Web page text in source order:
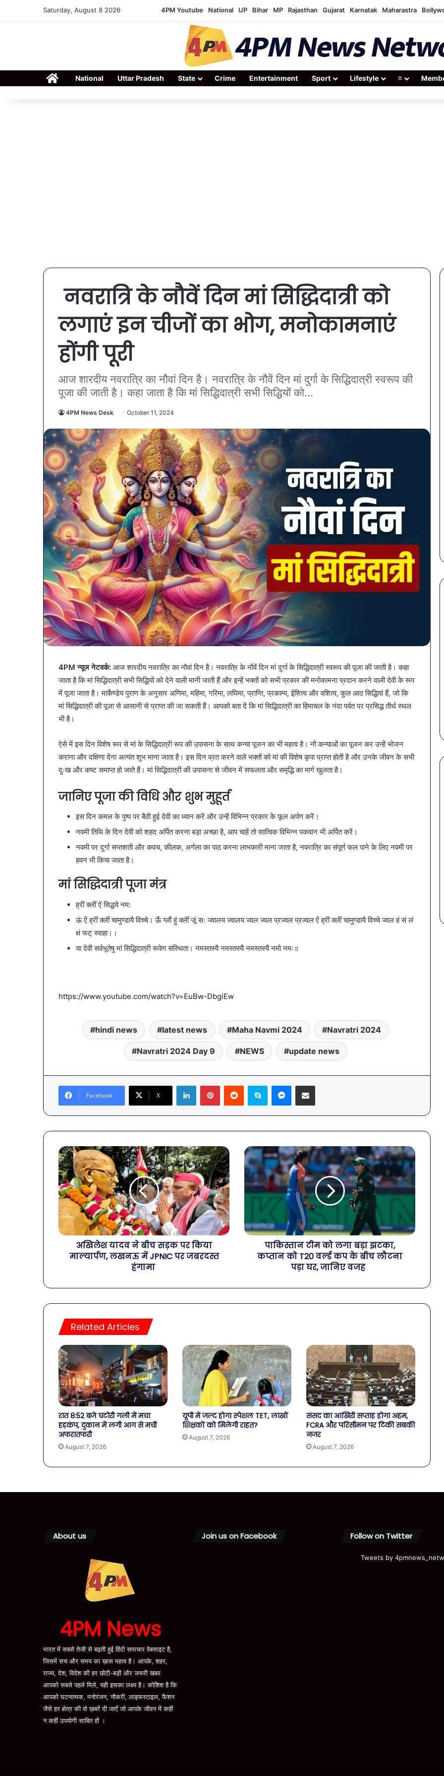
Saturday, August 8 2026 4PM Youtube National UP Bihar MP Rajasthan Gujarat Karnatak Maharastra
HomeNational Uttar Pradesh State Crime Entertainment Sport Lifestyle ≡
नवरात्रि के नौवें दिन मां सिद्धिदात्री को
लगाएं इन चीजों का भोग, मनोकामनाएं
होंगी पूरी
आज शारदीय नवरात्रि का नौवां दिन है। नवरात्रि के नौवें दिन मां दुर्गा के सिद्धिदात्री स्वरूप की
पूजा की जाती है। कहा जाता है कि मां सिद्धिदात्री सभी सिद्धियों को...
4PM News Desk October 11, 2024
4PM न्यूज नेटवर्क: आज शारदीय नवरात्रि का नौवां दिन है। नवरात्रि के नौवें दिन मां दुर्गा के सिद्धिदात्री स्वरूप की पूजा की जाती है। कहा
जाता है कि मां सिद्धिदात्री सभी सिद्धियों को देने वाली मानी जाती हैं और इन्हें भक्तों को सभी प्रकार की मनोकामना प्रदान करने वाली देवी के रूप
में पूजा जाता है। मार्केण्डेय पुराण के अनुसार अणिमा, महिमा, गरिमा, लघिमा, प्राप्ति, प्रकाम्य, ईशित्व और वशित्व, कुल आठ सिद्धियां हैं, जो कि
मां सिद्धिदात्री की पूजा से आसानी से प्राप्त की जा सकती हैं। आपको बता दें कि मां सिद्धिदात्री का हिमाचल के नंदा पर्वत पर प्रसिद्ध तीर्थ स्थल
भी है।
ऐसे में इस दिन विशेष रूप से मां के सिद्धिदात्री रूप की उपासना के साथ कन्या पूजन का भी महत्व है। नौ कन्याओं का पूजन कर उन्हें भोजन
कराना और दक्षिणा देना अत्यंत शुभ माना जाता है। इस दिन व्रत करने वाले भक्तों को मां की विशेष कृपा प्राप्त होती है और उनके जीवन के सभी
दुःख और कष्ट समाप्त हो जाते हैं। मां सिद्धिदात्री की उपासना से जीवन में सफलता और समृद्धि का मार्ग खुलता है।
जानिए पूजा की विधि और शुभ मुहूर्त
इस दिन कमल के पुष्प पर बैठी हुई देवी का ध्यान करें और उन्हें विभिन्न प्रकार के फूल अर्पण करें।
नवमी तिथि के दिन देवी को शहद अर्पित करना बड़ा अच्छा है, आप चाहें तो सात्विक विभिन्न पकवान भी अर्पित करें।
नवमी पर दुर्गा सप्तशती और कवच, कीलक, अर्गला का पाठ करना लाभकारी माना जाता है, नवरात्रि का संपूर्ण फल पाने के लिए नवमी पर
हवन भी किया जाता है।
मां सिद्धिदात्री पूजा मंत्र
ह्रीं क्लीं ऐं सिद्धये नम:
ऊं ऐं ह्रीं क्लीं चामुण्डायै विच्चे। ऊँ ग्लौं हुं क्लीं जूं सः ज्वालय ज्वालय ज्वल ज्वल प्रज्वल प्रज्वल ऐं ह्रीं क्लीं चामुण्डायै विच्चे ज्वल हं सं लं
क्षं फट् स्वाहा।।
या देवी सर्वभू‍तेषु मां सिद्धिदात्री रूपेण संस्थिता। नमस्तस्यै नमस्तस्यै नमस्तस्यै नमो नमः॥
https://www.youtube.com/watch?v=EuBw-DbgiEw
hindi news latest news Maha Navmi 2024 Navratri 2024
Navratri 2024 Day 9 NEWS update news
Facebook X
LinkedInPinterestReddit Skype Messenger
Share via Email
अखिलेश यादव ने बीच सड़क पर किया
माल्यार्पण, लखनऊ में JPNIC पर जबरदस्त
हंगामा
पाकिस्तान टीम को लगा बड़ा झटका,
कप्तान को T20 वर्ल्ड कप के बीच लौटना
पड़ा घर, जानिए वजह
Related Articles
रात 8:52 बजे चटोरी गली में मचा
हड़कंप, दुकान में लगी आग से मची
अफरातफरी
August 7, 2026
यूपी में जल्द होगा स्पेशल TET, लाखों
शिक्षकों को मिलेगी राहत?
August 7, 2026
संसद का आखिरी सप्ताह होगा अहम,
FCRA और परिसीमन पर टिकी सबकी
नजर
August 7, 2026
व्यापारियों
को
राहत
पहल:
नगर
में
ट्रेडर्स
बैठक,
केजरीवाल–
मान
बड़ा
कदम
January 9, 2026
व्यापारियों को राहत की पहल: SAS
नगर में ट्रेडर्स कमीशन की पहली
बैठक, केजरीवाल–मान का बड़ा
कदम
पेट
की
समस्याओं
बचना
है?
गर्मियों
में
डाइट
ये
7
सब्जियां
March 30, 2026
पेट की समस्याओं से बचना है?
गर्मियों में डाइट में शामिल करें ये 7
About us
4PM News
भारत में सबसे तेजी से बढ़ती हुई हिंदी समाचार वेबसाइट है,
जिसमें सच और समय का ख़ास महत्व है। आपके, शहर,
राज्य, देश, विदेश की हर छोटी-बड़ी और जरूरी खबर
आपको सबसे पहले मिले, यही इसका लक्ष्य है। कोशिश है कि
आपको घटनात्मक, मनोरंजन, नौकरी, लाइफस्टाइल, फैशन
जैसे हर क्षेत्र की वो ख़बरें दी जाएँ जो आपके जीवन में कहीं
न कहीं उपयोगी साबित हों ।
Join us on Facebook Follow on Twitter
Tweets by